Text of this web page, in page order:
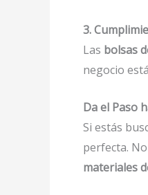
3.
Las bolsas
negocio
Da el Paso
Si estás
perfecta.
materiales